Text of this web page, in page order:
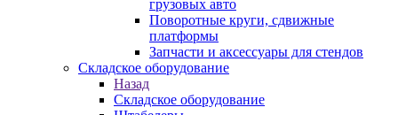
грузовых авто
Поворотные круги, сдвижные
платформы
Запчасти и аксессуары для стендов
Складское оборудование
Назад
Складское оборудование